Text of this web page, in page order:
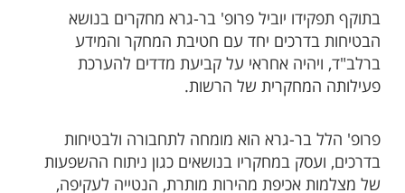
בתוקף תפקידו יוביל פרופ' בר-גרא מחקרים בנושא
הבטיחות בדרכים יחד עם חטיבת המחקר והמידע
ברלב"ד, ויהיה אחראי על קביעת מדדים להערכת
פעילותה המחקרית של הרשות.
פרופ' הלל בר-גרא הוא מומחה לתחבורה ולבטיחות
בדרכים, ועסק במחקריו בנושאים כגון ניתוח ההשפעות
של מצלמות אכיפת מהירות מותרת, הנטייה לעקיפה,